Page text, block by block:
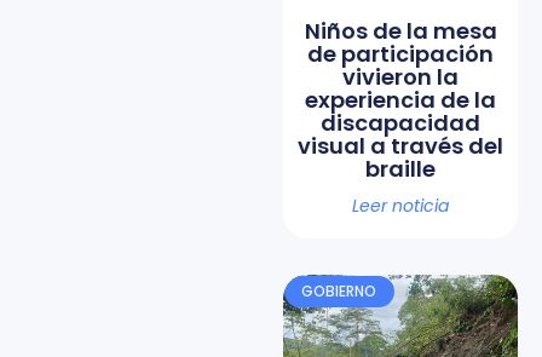
Niños de la mesa
de participación
vivieron la
experiencia de la
discapacidad
visual a través del
braille
Leer noticia
GOBIERNO